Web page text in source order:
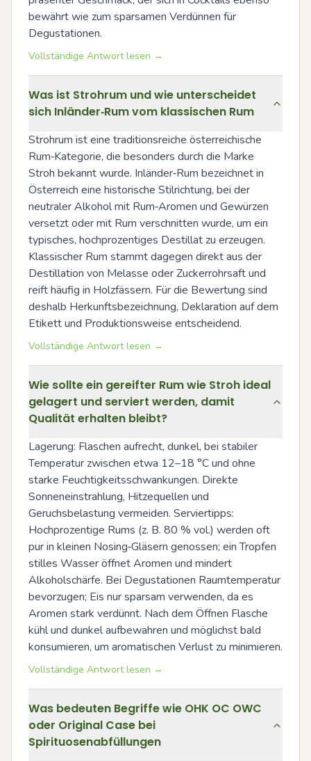
bewährt wie zum sparsamen Verdünnen für
Degustationen.
Vollständige Antwort lesen →
Was ist Strohrum und wie unterscheidet
sich Inländer‑Rum vom klassischen Rum
Strohrum ist eine traditionsreiche österreichische
Rum‑Kategorie, die besonders durch die Marke
Stroh bekannt wurde. Inländer‑Rum bezeichnet in
Österreich eine historische Stilrichtung, bei der
neutraler Alkohol mit Rum‑Aromen und Gewürzen
versetzt oder mit Rum verschnitten wurde, um ein
typisches, hochprozentiges Destillat zu erzeugen.
Klassischer Rum stammt dagegen direkt aus der
Destillation von Melasse oder Zuckerrohrsaft und
reift häufig in Holzfässern. Für die Bewertung sind
deshalb Herkunftsbezeichnung, Deklaration auf dem
Etikett und Produktionsweise entscheidend.
Vollständige Antwort lesen →
Wie sollte ein gereifter Rum wie Stroh ideal
gelagert und serviert werden, damit
Qualität erhalten bleibt?
Lagerung: Flaschen aufrecht, dunkel, bei stabiler
Temperatur zwischen etwa 12–18 °C und ohne
starke Feuchtigkeitsschwankungen. Direkte
Sonneneinstrahlung, Hitzequellen und
Geruchsbelastung vermeiden. Serviertipps:
Hochprozentige Rums (z. B. 80 % vol.) werden oft
pur in kleinen Nosing‑Gläsern genossen; ein Tropfen
stilles Wasser öffnet Aromen und mindert
Alkoholschärfe. Bei Degustationen Raumtemperatur
bevorzugen; Eis nur sparsam verwenden, da es
Aromen stark verdünnt. Nach dem Öffnen Flasche
kühl und dunkel aufbewahren und möglichst bald
konsumieren, um aromatischen Verlust zu minimieren.
Vollständige Antwort lesen →
Was bedeuten Begriffe wie OHK OC OWC
oder Original Case bei
Spirituosenabfüllungen